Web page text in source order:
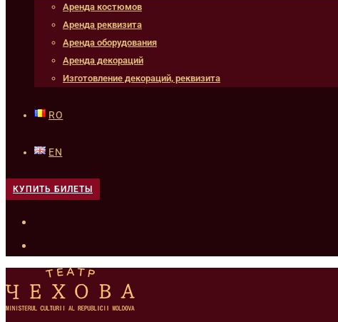
Аренда костюмов
Аренда реквизита
Аренда оборудования
Аренда декораций
Изготовление декораций, реквизита
RO
EN
КУПИТЬ БИЛЕТЫ